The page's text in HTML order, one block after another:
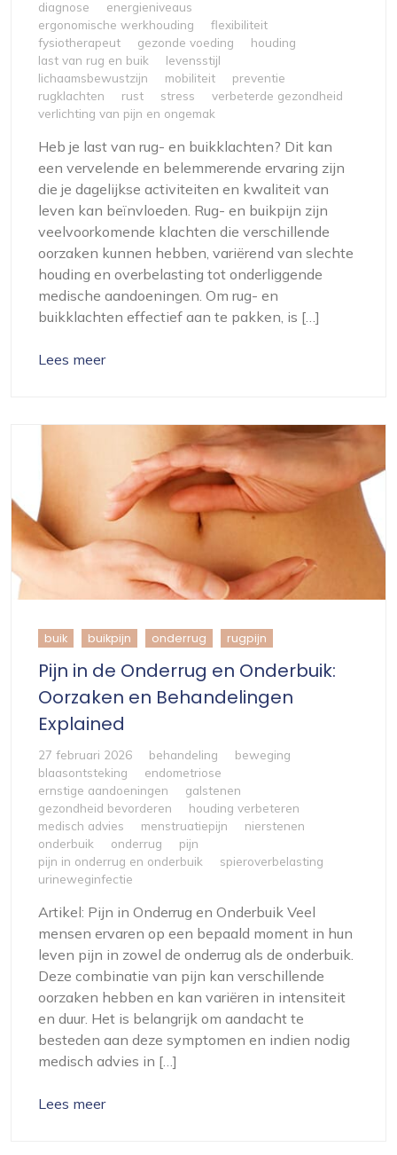
diagnose
energieniveaus
ergonomische werkhouding
flexibiliteit
fysiotherapeut
gezonde voeding
houding
last van rug en buik
levensstijl
lichaamsbewustzijn
mobiliteit
preventie
rugklachten
rust stress
verbeterde gezondheid
verlichting van pijn en ongemak
Heb je last van rug- en buikklachten? Dit kan
een vervelende en belemmerende ervaring zijn
die je dagelijkse activiteiten en kwaliteit van
leven kan beïnvloeden. Rug- en buikpijn zijn
veelvoorkomende klachten die verschillende
oorzaken kunnen hebben, variërend van slechte
houding en overbelasting tot onderliggende
medische aandoeningen. Om rug- en
buikklachten effectief aan te pakken, is […]
Lees meer
buik buikpijn onderrug rugpijn
Pijn in de Onderrug en Onderbuik:
Oorzaken en Behandelingen
Explained
27 februari 2026 behandeling
beweging
blaasontsteking
endometriose
ernstige aandoeningen
galstenen
gezondheid bevorderen
houding verbeteren
medisch advies
menstruatiepijn
nierstenen
onderbuik
onderrug
pijn
pijn in onderrug en onderbuik
spieroverbelasting
urineweginfectie
Artikel: Pijn in Onderrug en Onderbuik Veel
mensen ervaren op een bepaald moment in hun
leven pijn in zowel de onderrug als de onderbuik.
Deze combinatie van pijn kan verschillende
oorzaken hebben en kan variëren in intensiteit
en duur. Het is belangrijk om aandacht te
besteden aan deze symptomen en indien nodig
medisch advies in […]
Lees meer